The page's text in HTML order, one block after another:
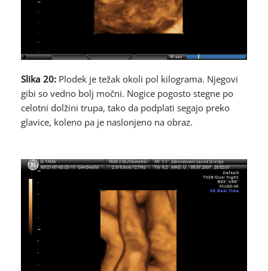
Slika 20: Plodek je težak okoli pol kilograma. Njegovi
gibi so vedno bolj močni. Nogice pogosto stegne po
celotni dolžini trupa, tako da podplati segajo preko
glavice, koleno pa je naslonjeno na obraz.